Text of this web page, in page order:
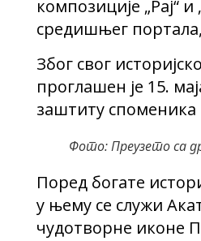
композиције „Рај“
средишњег
Због свог
проглашен је 15.
заштиту споменика
Фото: Преузето са
Поред богате
у њему се служи
чудотворне иконе